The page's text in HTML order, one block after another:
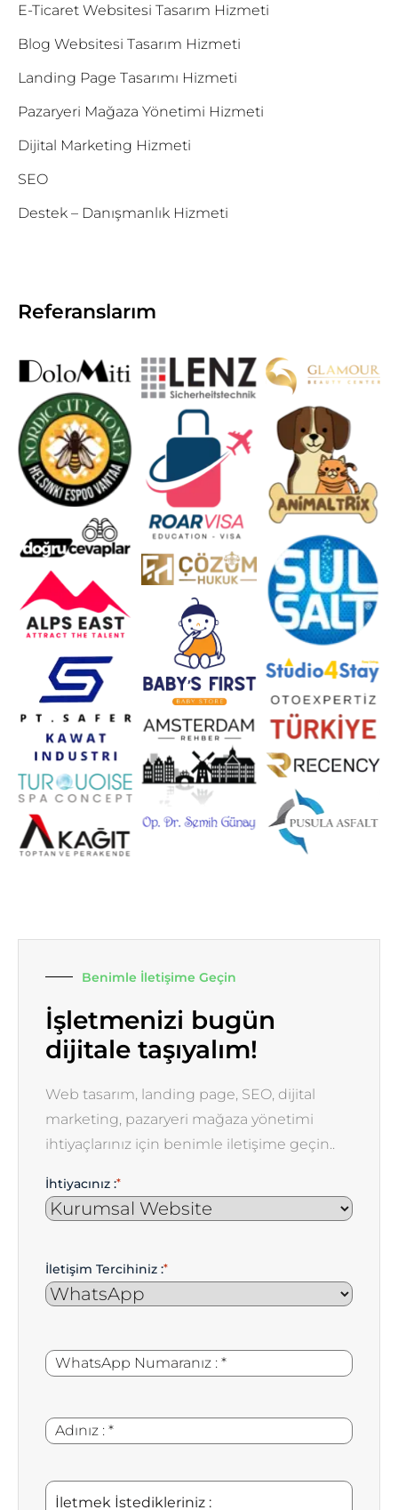
E-Ticaret Websitesi Tasarım Hizmeti
Blog Websitesi Tasarım Hizmeti
Landing Page Tasarımı Hizmeti
Pazaryeri Mağaza Yönetimi Hizmeti
Dijital Marketing Hizmeti
SEO
Destek – Danışmanlık Hizmeti
Referanslarım
Benimle İletişime Geçin
İşletmenizi bugün
dijitale taşıyalım!
Web tasarım, landing page, SEO, dijital
marketing, pazaryeri mağaza yönetimi
ihtiyaçlarınız için benimle iletişime geçin..
İhtiyacınız :*
İletişim Tercihiniz :*
WhatsApp
Numaranız
*
Adınız
:
*
İletmek
İstedikleriniz